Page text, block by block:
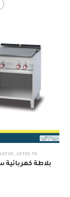
70 IPERLOTUS
, LOTUS
بلاطة كهربائية